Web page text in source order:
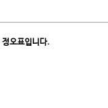
오표입니다.